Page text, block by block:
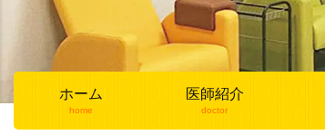
ホーム
home
医師紹介
doctor